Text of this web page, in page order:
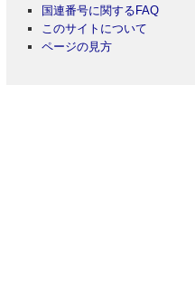
国連番号に関するFAQ
このサイトについて
ページの見方